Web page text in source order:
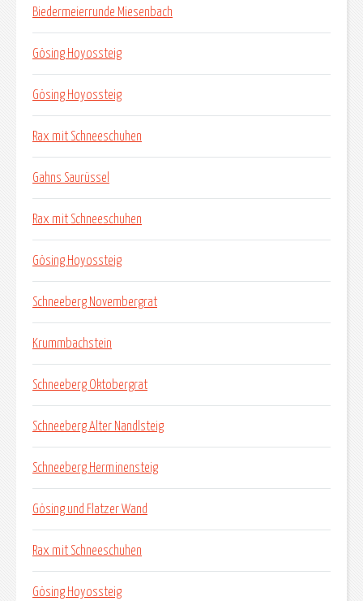
Biedermeierrunde Miesenbach
Gösing Hoyossteig
Gösing Hoyossteig
Rax mit Schneeschuhen
Gahns Saurüssel
Rax mit Schneeschuhen
Gösing Hoyossteig
Schneeberg Novembergrat
Krummbachstein
Schneeberg Oktobergrat
Schneeberg Alter Nandlsteig
Schneeberg Herminensteig
Gösing und Flatzer Wand
Rax mit Schneeschuhen
Gösing Hoyossteig